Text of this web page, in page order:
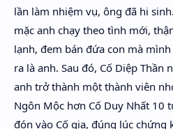
lần làm nhiệm vụ, ông đã hi
mặc anh chạy theo tình mới,
lạnh, đem bán đứa con mà
ra là anh. Sau đó, Cố Diệp Thần
anh trở thành một thành viên
Ngôn Mộc hơn Cố Duy Nhất 10
đón vào Cố gia, đúng lúc chứng